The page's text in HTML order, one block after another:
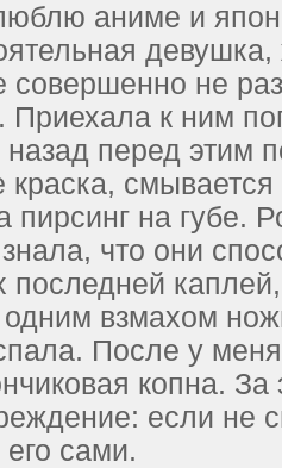
аниме и
совершенно не
Приехала к ним
назад перед этим
краска,
пирсинг на губе.
что они
последней
взмахом
После у
копна.
если не
сами.